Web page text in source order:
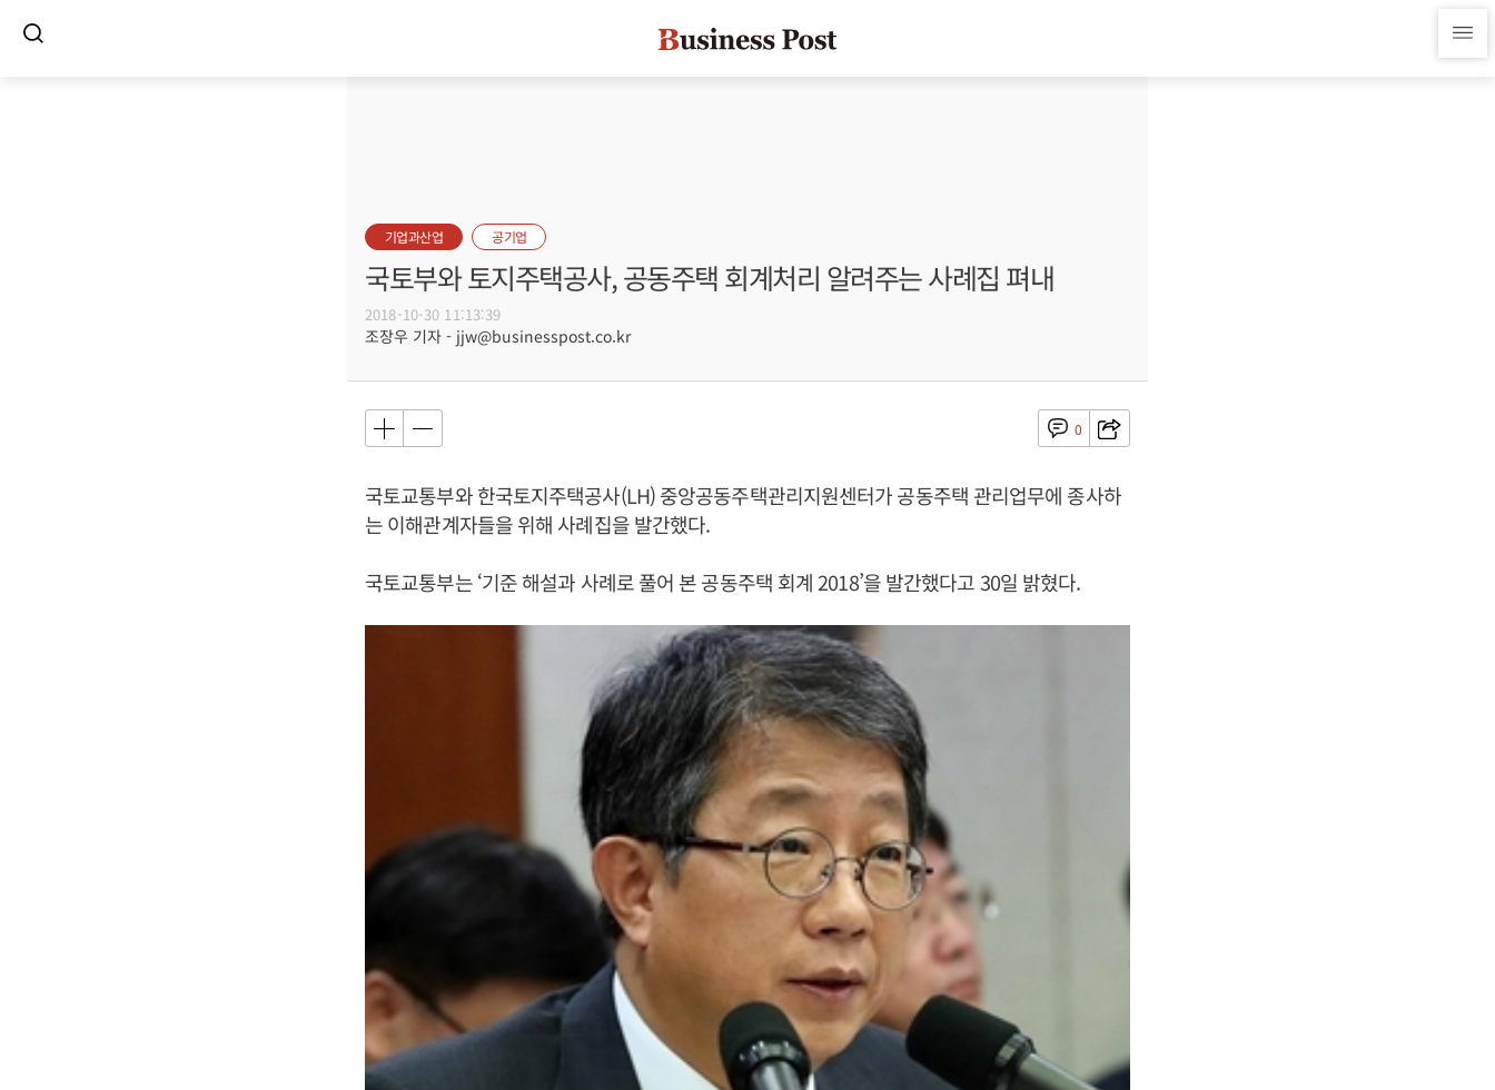
기업과산업 공기업
국토부와 토지주택공사, 공동주택 회계처리 알려주는 사례집 펴내
2018-10-30 11:13:39
조장우 기자 - jjw@businesspost.co.kr
0
국토교통부와 한국토지주택공사(LH) 중앙공동주택관리지원센터가 공동주택 관리업무에 종사하
는 이해관계자들을 위해 사례집을 발간했다.
국토교통부는 ‘기준 해설과 사례로 풀어 본 공동주택 회계 2018’을 발간했다고 30일 밝혔다.